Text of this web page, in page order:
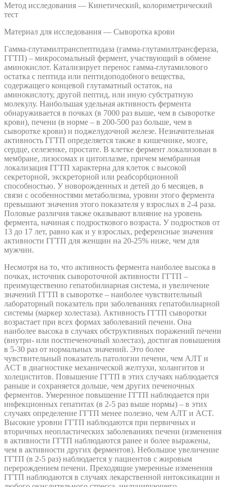
Метод исследования — Кинетический, колориметрический
тест
Материал для исследования — Сыворотка крови
Гамма-глутамилтранспептидаза (гамма-глутамилтрансфераза,
ГГТП) – микросомальный фермент, участвующий в обмене
аминокислот. Катализирует перенос гамма-глутамилового
остатка с пептида или пептидоподобного вещества,
содержащего концевой глутаматный остаток, на
аминокислоту, другой пептид, или иную субстратную
молекулу. Наибольшая удельная активность фермента
обнаруживается в почках (в 7000 раз выше, чем в сыворотке
крови), печени (в норме – в 200-500 раз больше, чем в
сыворотке крови) и поджелудочной железе. Незначительная
активность ГГТП определяется также в кишечнике, мозге,
сердце, селезенке, простате. В клетке фермент локализован в
мембране, лизосомах и цитоплазме, причем мембранная
локализация ГГТП характерна для клеток с высокой
секреторной, экскреторной или реабсорбционной
способностью. У новорожденных и детей до 6 месяцев, в
связи с особенностями метаболизма, уровни этого фермента
превышают значения этого показателя у взрослых в 2-4 раза.
Половые различия также оказывают влияние на уровень
фермента, начиная с подросткового возраста. У подростков от
13 до 17 лет, равно как и у взрослых, референсные значения
активности ГГТП для женщин на 20-25% ниже, чем для
мужчин.
Несмотря на то, что активность фермента наиболее высока в
почках, источник сывороточной активности ГГТП –
преимущественно гепатобилиарная система, и увеличение
значений ГГТП в сыворотке – наиболее чувствительный
лабораторный показатель при заболеваниях гепатобилиарной
системы (маркер холестаза). Активность ГГТП сыворотки
возрастает при всех формах заболеваний печени. Она
наиболее высока в случаях обструктивных поражений печени
(внутри- или постпеченочный холестаз), достигая повышения
в 5-30 раз от нормальных значений. Это более
чувствительный показатель патологии печени, чем АЛТ и
ACT в диагностике механической желтухи, холангитов и
холециститов. Повышение ГГТП в этих случаях наблюдается
раньше и сохраняется дольше, чем других печеночных
ферментов. Умеренное повышение ГГТП наблюдается при
инфекционных гепатитах (в 2-5 раз выше нормы) – в этих
случаях определение ГГТП менее полезно, чем АЛТ и ACT.
Высокие уровни ГГТП наблюдаются при первичных и
вторичных неопластических заболеваниях печени (изменения
в активности ГГТП наблюдаются ранее и более выражены,
чем в активности других ферментов). Небольшое увеличение
ГГТП (в 2-5 раз) наблюдается у пациентов с жировым
перерождением печени. Преходящие умеренные изменения
ГГТП наблюдаются в случаях лекарственной интоксикации и